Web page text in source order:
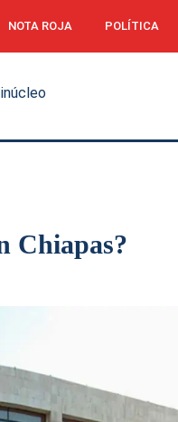
NOTA ROJA POLÍTICA
Chiapas?